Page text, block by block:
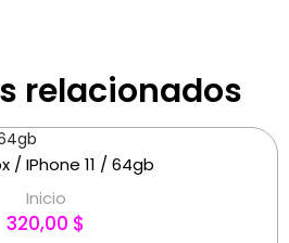
relacionados
/ IPhone 11 / 64gb
Inicio
320,00 $